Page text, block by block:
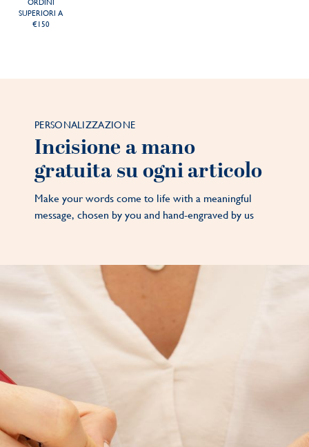
ORDINI
SUPERIORI A
€150
PERSONALIZZAZIONE
Incisione a mano
gratuita su ogni articolo
Make your words come to life with a meaningful
message, chosen by you and hand-engraved by us